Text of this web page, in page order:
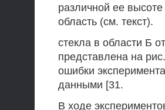
различной ее
область (см. текст).
стекла в области Б
представлена на
ошибки
данными [31.
В ходе